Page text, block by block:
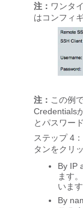
注： ワンタ
はコンフィ
注： この例
Credentials
とパスワー
ステップ 4：
タンをクリ
By IP
ます
います
By